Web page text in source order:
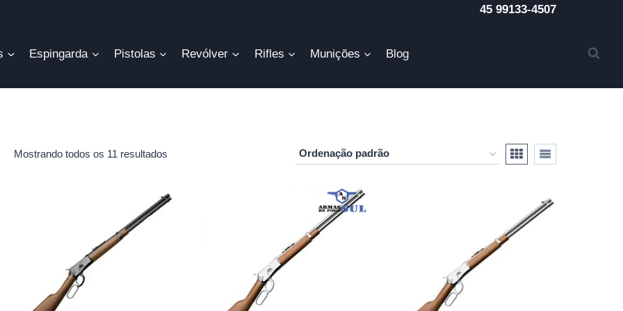
45 99133-4507
Espingarda Pistolas Revólver Rifles Munições Blog
Mostrando todos os 11 resultados